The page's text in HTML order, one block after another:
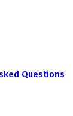
Questions